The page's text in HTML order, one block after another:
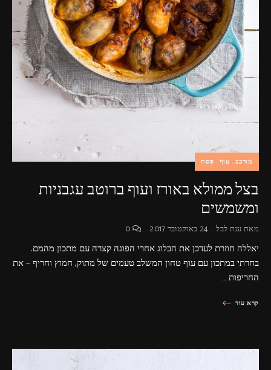
מורכב עוף פסח
בצל ממולא באורז ועוף ברוטב עגבניות
ומשמשים
מאתענת לבל 24 באוקטובר 2017
יאללה חוזרת לעדכן את הבלוג אחרי הפוגה קצרה עם מתכון מהמם.
בחרתי במתכון עם עוף טחון המשלב טעמים של מתוק, חמוץ וחריף – את
החריפות …
קרא עוד